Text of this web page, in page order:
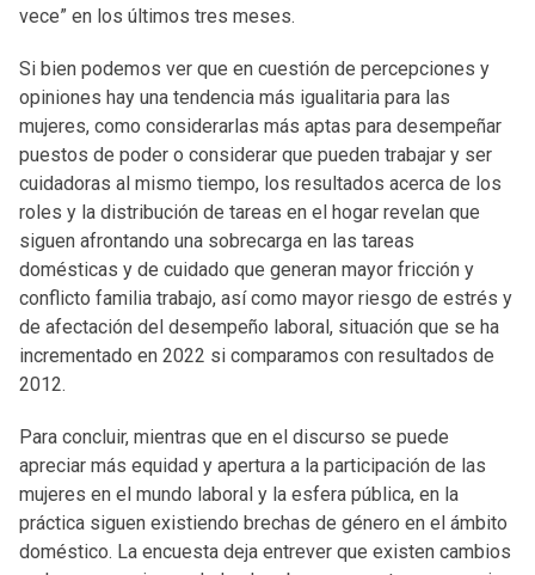
vece” en los últimos tres meses.
Si bien podemos ver que en cuestión de percepciones y
opiniones hay una tendencia más igualitaria para las
mujeres, como considerarlas más aptas para desempeñar
puestos de poder o considerar que pueden trabajar y ser
cuidadoras al mismo tiempo, los resultados acerca de los
roles y la distribución de tareas en el hogar revelan que
siguen afrontando una sobrecarga en las tareas
domésticas y de cuidado que generan mayor fricción y
conflicto familia trabajo, así como mayor riesgo de estrés y
de afectación del desempeño laboral, situación que se ha
incrementado en 2022 si comparamos con resultados de
2012.
Para concluir, mientras que en el discurso se puede
apreciar más equidad y apertura a la participación de las
mujeres en el mundo laboral y la esfera pública, en la
práctica siguen existiendo brechas de género en el ámbito
doméstico. La encuesta deja entrever que existen cambios